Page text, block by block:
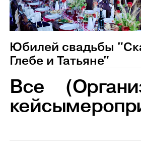
Юбилей свадьбы
Глебе и Татьяне"
Все
кейсы